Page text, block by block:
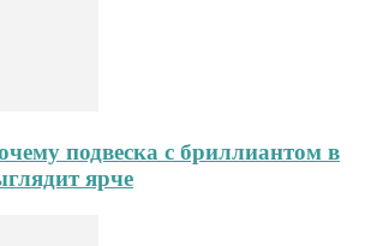
подвеска с бриллиантом в
ярче